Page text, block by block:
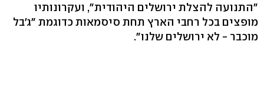
"התנועה להצלת ירושלים היהודית", ועקרונותיו
מופצים בכל רחבי הארץ תחת סיסמאות כדוגמת "ג'בל
מוכבר - לא ירושלים שלנו".